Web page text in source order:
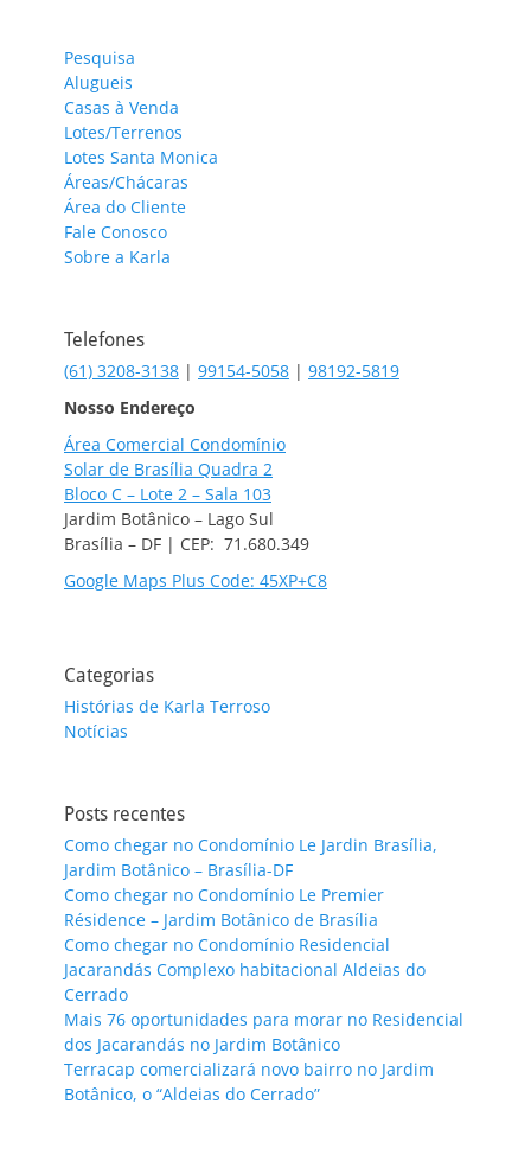
Pesquisa
Alugueis
Casas à Venda
Lotes/Terrenos
Lotes Santa Monica
Áreas/Chácaras
Área do Cliente
Fale Conosco
Sobre a Karla
Telefones
(61) 3208-3138 | 99154-5058 | 98192-5819
Nosso Endereço
Área Comercial Condomínio
Solar de Brasília Quadra 2
Bloco C – Lote 2 – Sala 103
Jardim Botânico – Lago Sul
Brasília – DF | CEP: 71.680.349
Google Maps Plus Code: 45XP+C8
Categorias
Histórias de Karla Terroso
Notícias
Posts recentes
Como chegar no Condomínio Le Jardin Brasília,
Jardim Botânico – Brasília-DF
Como chegar no Condomínio Le Premier
Résidence – Jardim Botânico de Brasília
Como chegar no Condomínio Residencial
Jacarandás Complexo habitacional Aldeias do
Cerrado
Mais 76 oportunidades para morar no Residencial
dos Jacarandás no Jardim Botânico
Terracap comercializará novo bairro no Jardim
Botânico, o “Aldeias do Cerrado”